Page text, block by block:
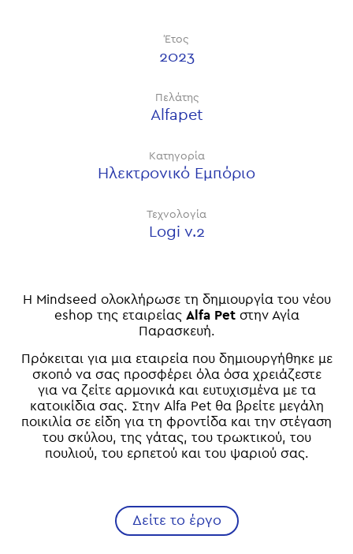
Έτος
2023
Πελάτης
Alfapet
Κατηγορία
Ηλεκτρονικό Εμπόριο
Τεχνολογία
Logi v.2
Η Mindseed ολοκλήρωσε τη δημιουργία του νέου
eshop της εταιρείας Alfa Pet στην Αγία
Παρασκευή.
Πρόκειται για μια εταιρεία που δημιουργήθηκε με
σκοπό να σας προσφέρει όλα όσα χρειάζεστε
για να ζείτε αρμονικά και ευτυχισμένα με τα
κατοικίδια σας. Στην Alfa Pet θα βρείτε μεγάλη
ποικιλία σε είδη για τη φροντίδα και την στέγαση
του σκύλου, της γάτας, του τρωκτικού, του
πουλιού, του ερπετού και του ψαριού σας.
Δείτε το έργο